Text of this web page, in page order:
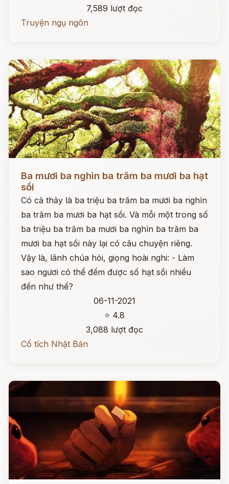
7,589 lượt đọc
Truyện ngụ ngôn
Ba mươi ba nghìn ba trăm ba mươi ba hạt
sồi
Có cả thảy là ba triệu ba trăm ba mươi ba nghìn
ba trăm ba mươi ba hạt sồi. Và mỗi một trong số
ba triệu ba trăm ba mươi ba nghìn ba trăm ba
mươi ba hạt sồi này lại có câu chuyện riêng.
Vậy là, lãnh chúa hỏi, giọng hoài nghi: - Làm
sao ngươi có thể đếm được số hạt sồi nhiều
đến như thế?
06-11-2021
⭐ 4.8
3,088 lượt đọc
Cổ tích Nhật Bản